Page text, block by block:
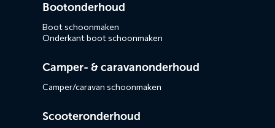
Bootonderhoud
Boot schoonmaken
Onderkant boot schoonmaken
Camper- & caravanonderhoud
Camper/caravan schoonmaken
Scooteronderhoud